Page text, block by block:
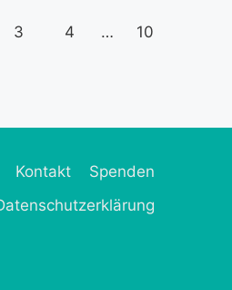
3 4 … 10
Kontakt
Spenden